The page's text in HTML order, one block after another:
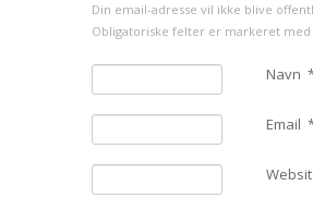
Din email-adresse vil ikke blive
Obligatoriske felter er markeret med
Navn
Email